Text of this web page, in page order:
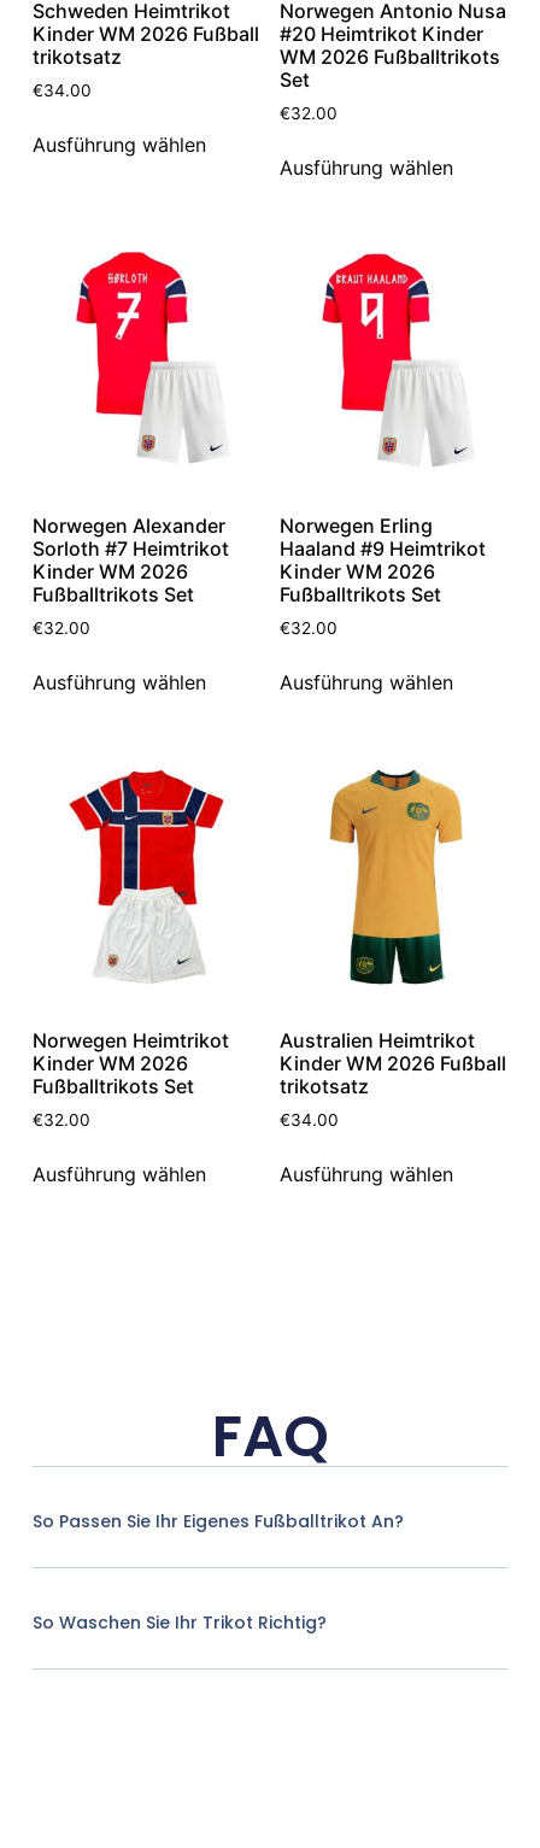
Schweden Heimtrikot
Kinder WM 2026 Fußball
trikotsatz
€34.00
Ausführung wählen
Norwegen Antonio Nusa
#20 Heimtrikot Kinder
WM 2026 Fußballtrikots
Set
€32.00
Ausführung wählen
Norwegen Alexander
Sorloth #7 Heimtrikot
Kinder WM 2026
Fußballtrikots Set
€32.00
Ausführung wählen
Norwegen Erling
Haaland #9 Heimtrikot
Kinder WM 2026
Fußballtrikots Set
€32.00
Ausführung wählen
Norwegen Heimtrikot
Kinder WM 2026
Fußballtrikots Set
€32.00
Ausführung wählen
Australien Heimtrikot
Kinder WM 2026 Fußball
trikotsatz
€34.00
Ausführung wählen
FAQ
So Passen Sie Ihr Eigenes Fußballtrikot An?
So Waschen Sie Ihr Trikot Richtig?